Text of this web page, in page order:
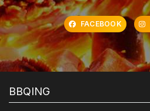
FACEBOOK
BBQING